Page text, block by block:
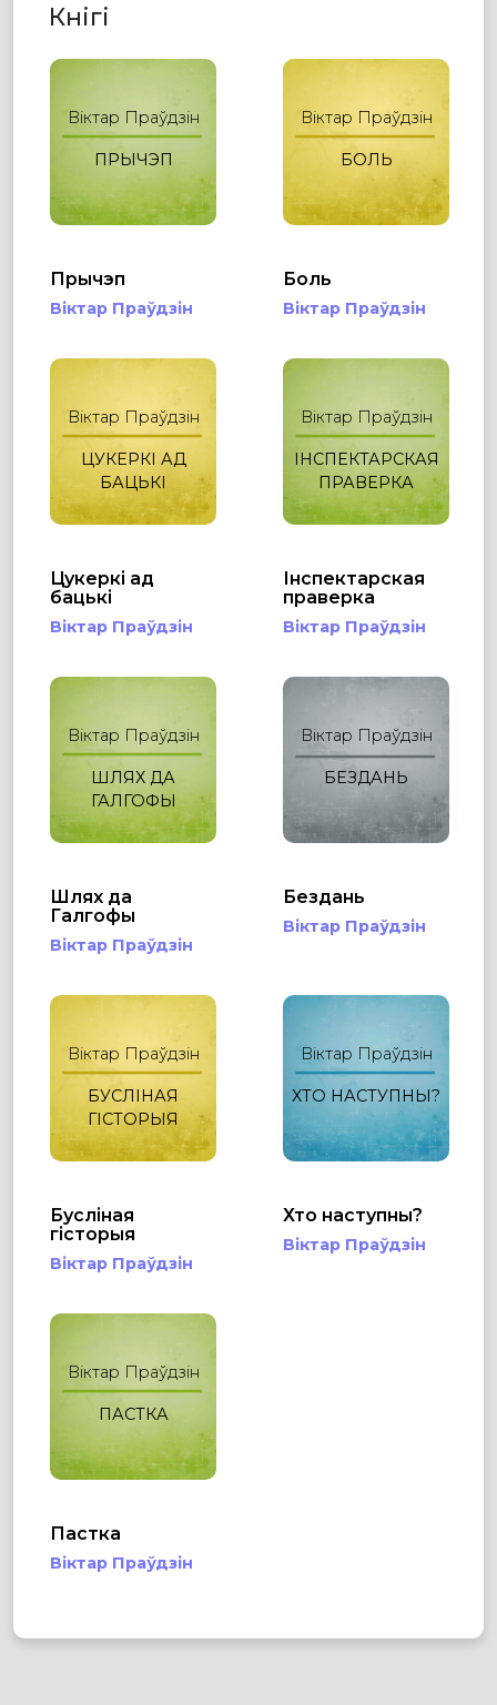
Кнігі
Віктар Праўдзін
ПРЫЧЭП
Прычэп
Віктар Праўдзін
Віктар Праўдзін
БОЛЬ
Боль
Віктар Праўдзін
Віктар Праўдзін
ЦУКЕРКІ АД
БАЦЬКІ
Цукеркі ад
бацькі
Віктар Праўдзін
Віктар Праўдзін
ІНСПЕКТАРСКАЯ
ПРАВЕРКА
Інспектарская
праверка
Віктар Праўдзін
Віктар Праўдзін
ШЛЯХ ДА
ГАЛГОФЫ
Шлях да
Галгофы
Віктар Праўдзін
Віктар Праўдзін
БЕЗДАНЬ
Бездань
Віктар Праўдзін
Віктар Праўдзін
БУСЛІНАЯ
ГІСТОРЫЯ
Бусліная
гісторыя
Віктар Праўдзін
Віктар Праўдзін
ХТО НАСТУПНЫ?
Хто наступны?
Віктар Праўдзін
Віктар Праўдзін
ПАСТКА
Пастка
Віктар Праўдзін